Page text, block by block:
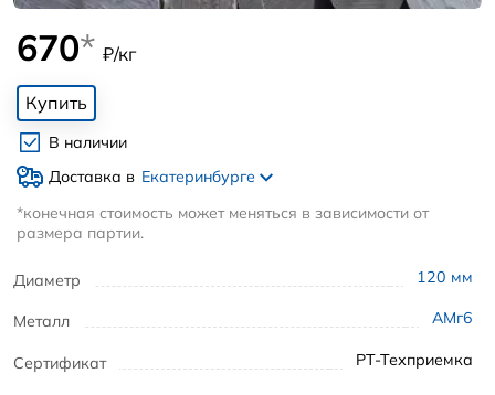
Диаметр 120 мм
Металл АМг6
Сертификат РТ-Техприемка
670* ₽/кг
Купить
В наличии
Доставка в Екатеринбурге
*конечная стоимость может меняться в зависимости от
размера партии.